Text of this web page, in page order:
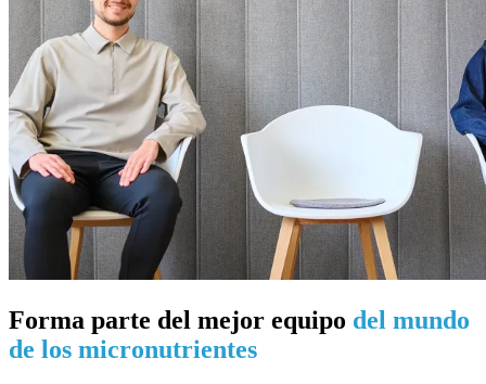
Forma parte del mejor equipo del mundo
de los micronutrientes